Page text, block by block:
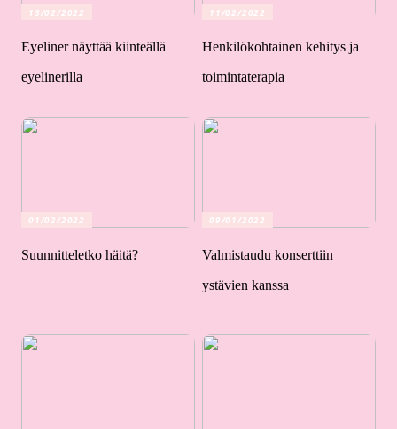
13/02/2022
Eyeliner näyttää kiinteällä
eyelinerilla
11/02/2022
Henkilökohtainen kehitys ja
toimintaterapia
01/02/2022
Suunnitteletko häitä?
09/01/2022
Valmistaudu konserttiin
ystävien kanssa